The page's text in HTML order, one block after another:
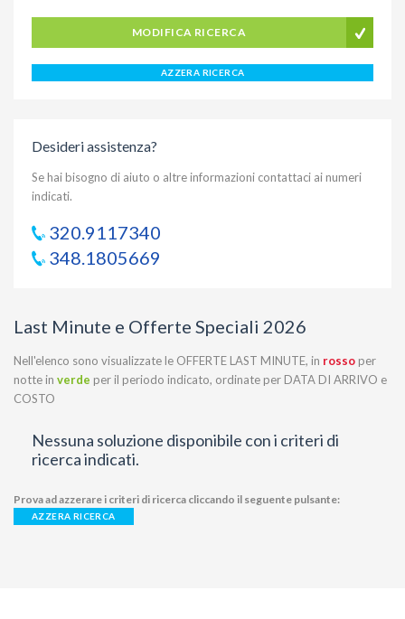
MODIFICA RICERCA
AZZERA RICERCA
Desideri assistenza?
Se hai bisogno di aiuto o altre informazioni contattaci ai numeri
indicati.
320.9117340
348.1805669
Last Minute e Offerte Speciali 2026
Nell'elenco sono visualizzate le OFFERTE LAST MINUTE, in rosso per
notte in verde per il periodo indicato, ordinate per DATA DI ARRIVO e
COSTO
Nessuna soluzione disponibile con i criteri di
ricerca indicati.
Prova ad azzerare i criteri di ricerca cliccando il seguente pulsante:
AZZERA RICERCA